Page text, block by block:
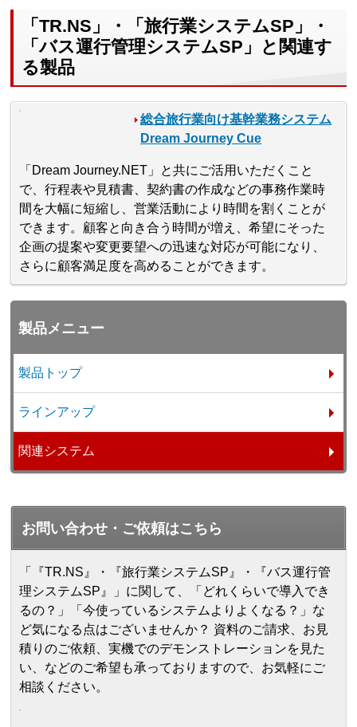
「TR.NS」・「旅行業システムSP」・
「バス運行管理システムSP」と関連す
る製品
総合旅行業向け基幹業務システム
Dream Journey Cue
「Dream Journey.NET」と共にご活用いただくこと
で、行程表や見積書、契約書の作成などの事務作業時
間を大幅に短縮し、営業活動により時間を割くことが
できます。顧客と向き合う時間が増え、希望にそった
企画の提案や変更要望への迅速な対応が可能になり、
さらに顧客満足度を高めることができます。
製品メニュー
製品トップ
ラインアップ
関連システム
お問い合わせ・ご依頼はこちら
「『TR.NS』・『旅行業システムSP』・『バス運行管
理システムSP』」に関して、「どれくらいで導入でき
るの？」「今使っているシステムよりよくなる？」な
ど気になる点はございませんか？ 資料のご請求、お見
積りのご依頼、実機でのデモンストレーションを見た
い、などのご希望も承っておりますので、お気軽にご
相談ください。